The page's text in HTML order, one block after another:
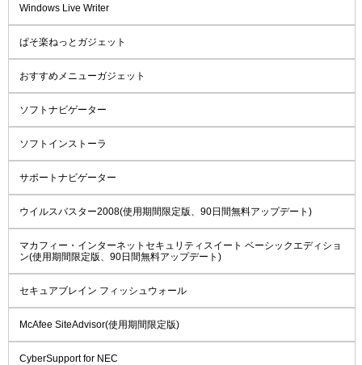
Windows Live Writer
ぱそ楽ねっとガジェット
おすすめメニューガジェット
ソフトナビゲーター
ソフトインストーラ
サポートナビゲーター
ウイルスバスター2008(使用期間限定版、90日間無料アップデート)
マカフィー・インターネットセキュリティスイート ベーシックエディショ
ン(使用期間限定版、90日間無料アップデート)
セキュアブレイン フィッシュウォール
McAfee SiteAdvisor(使用期間限定版)
CyberSupport for NEC